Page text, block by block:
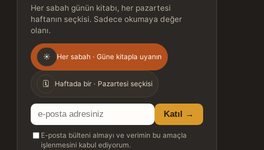
Her sabah günün kitabı, her pazartesi
haftanın seçkisi. Sadece okumaya değer
olanı.
Gönderim
sıklığı
☀ Her sabah · Güne kitapla uyanın
🗓 Haftada bir · Pazartesi seçkisi
E-
posta
adresiniz
Katıl →
E-posta bülteni almayı ve verimin bu amaçla
işlenmesini kabul ediyorum.